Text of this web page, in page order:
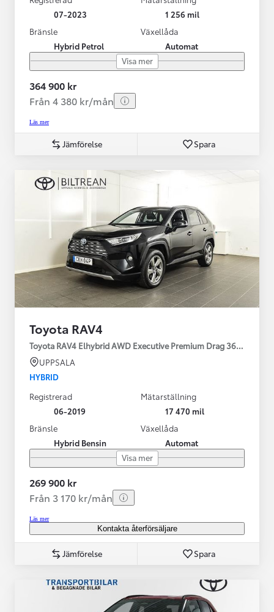
07-2023
1 256 mil
Bränsle
Hybrid Petrol
Växellåda
Automat
Visa mer
364 900 kr
Från 4 380 kr/mån
Läs mer
Jämförelse Spara
Toyota RAV4
Toyota RAV4 Elhybrid AWD Executive Premium Drag 360-kamera
UPPSALA
HYBRID
Registrerad
06-2019
Mätarställning
17 470 mil
Bränsle
Hybrid Bensin
Växellåda
Automat
Visa mer
269 900 kr
Från 3 170 kr/mån
Läs mer
Kontakta återförsäljare
Jämförelse Spara